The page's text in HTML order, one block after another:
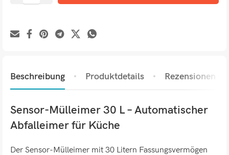
Beschreibung Produktdetails Rezensionen (0)
Sensor-Mülleimer 30 L – Automatischer
Abfalleimer für Küche
Der Sensor-Mülleimer mit 30 Litern Fassungsvermögen